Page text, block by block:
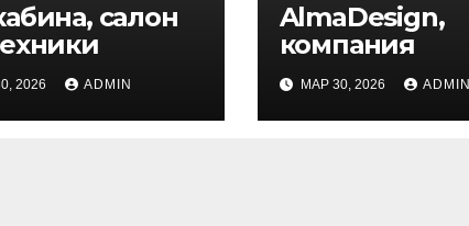
салон
2026 ADMIN
AlmaDesign,
компания
МАР 30, 2026 ADMIN